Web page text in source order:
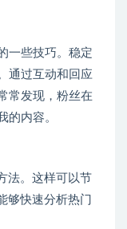
一些技巧。稳定
通过互动和回应
常发现，粉丝在
的内容。
法。这样可以节
够快速分析热门